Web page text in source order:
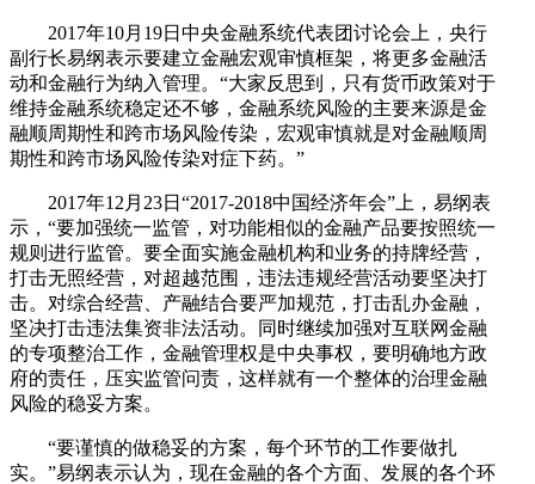
2017年10月19日中央金融系统代表团讨论会上，央行
副行长易纲表示要建立金融宏观审慎框架，将更多金融活
动和金融行为纳入管理。“大家反思到，只有货币政策对于
维持金融系统稳定还不够，金融系统风险的主要来源是金
融顺周期性和跨市场风险传染，宏观审慎就是对金融顺周
期性和跨市场风险传染对症下药。”
2017年12月23日“2017-2018中国经济年会”上，易纲表
示，“要加强统一监管，对功能相似的金融产品要按照统一
规则进行监管。要全面实施金融机构和业务的持牌经营，
打击无照经营，对超越范围，违法违规经营活动要坚决打
击。对综合经营、产融结合要严加规范，打击乱办金融，
坚决打击违法集资非法活动。同时继续加强对互联网金融
的专项整治工作，金融管理权是中央事权，要明确地方政
府的责任，压实监管问责，这样就有一个整体的治理金融
风险的稳妥方案。
“要谨慎的做稳妥的方案，每个环节的工作要做扎
实。”易纲表示认为，现在金融的各个方面、发展的各个环